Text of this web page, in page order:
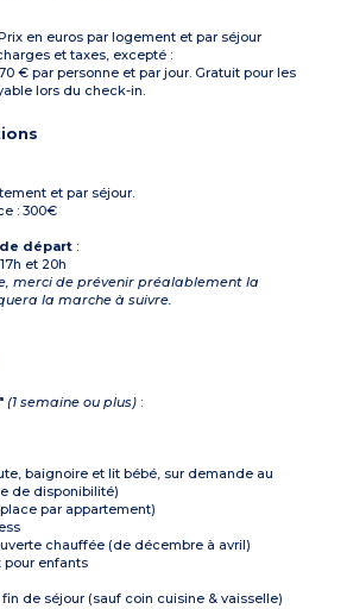
en euros par logement et par séjour
et taxes, excepté :
€ par personne et par jour. Gratuit pour les
lors du check-in.
et par séjour.
: 300€
départ :
et 20h
merci de prévenir préalablement la
la marche à suivre.
(1 semaine ou plus) :
baignoire et lit bébé, sur demande au
de disponibilité)
par appartement)
chauffée (de décembre à avril)
pour enfants
de séjour (sauf coin cuisine & vaisselle)